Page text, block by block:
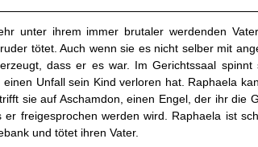
unter ihrem immer brutaler werdenden
tötet. Auch wenn sie es nicht selber mit
dass er es war. Im Gerichtssaal spinnt
Unfall sein Kind verloren hat. Raphaela
sie auf Aschamdon, einen Engel, der ihr die
freigesprochen werden wird. Raphaela ist
und tötet ihren Vater.